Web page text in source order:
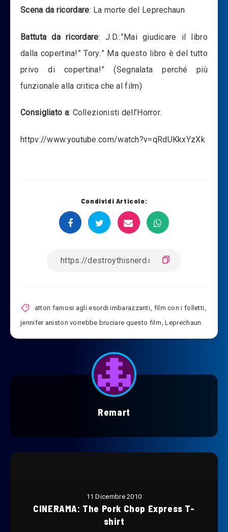
Scena da ricordare: La morte del Leprechaun
Battuta da ricordare: J.D.:”Mai giudicare il libro
dalla copertina!” Tory:” Ma questo libro è del tutto
privo di copertina!” (Segnalata perché più
funzionale alla critica che al film)
Consigliato a: Collezionisti dell’Horror.
httpv://www.youtube.com/watch?v=qRdUKkxYzXk
Condividi Articolo:
attori famosi agli esordi imbarazzanti, film con i folletti,
jennifer aniston vorrebbe bruciare questo film ,Leprechaun
Remart
11 Dicembre 2010
CINERAMA: The Pork Chop Express T-
shirt